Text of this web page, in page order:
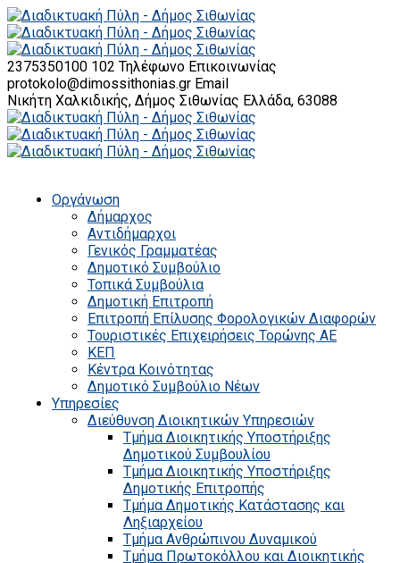
2375350100 102 Τηλέφωνο Επικοινωνίας
protokolo@dimossithonias.gr Email
Νικήτη Χαλκιδικής, Δήμος Σιθωνίας Ελλάδα, 63088
Οργάνωση
Δήμαρχος
Αντιδήμαρχοι
Γενικός Γραμματέας
Δημοτικό Συμβούλιο
Τοπικά Συμβούλια
Δημοτική Επιτροπή
Επιτροπή Επίλυσης Φορολογικών Διαφορών
Τουριστικές Επιχειρήσεις Τορώνης ΑΕ
ΚΕΠ
Κέντρα Κοινότητας
Δημοτικό Συμβούλιο Νέων
Υπηρεσίες
Διεύθυνση Διοικητικών Υπηρεσιών
Τμήμα Διοικητικής Υποστήριξης
Δημοτικού Συμβουλίου
Τμήμα Διοικητικής Υποστήριξης
Δημοτικής Επιτροπής
Τμήμα Δημοτικής Κατάστασης και
Ληξιαρχείου
Τμήμα Ανθρώπινου Δυναμικού
Τμήμα Πρωτοκόλλου και Διοικητικής